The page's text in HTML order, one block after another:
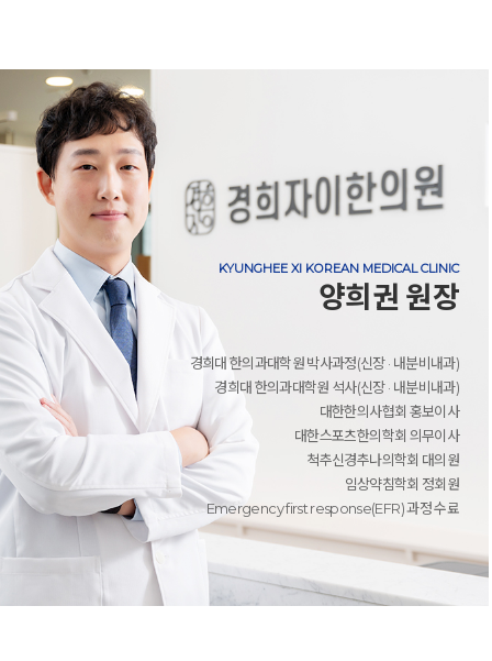
KYUNGHEE XI KOREAN MEDICAL CLINIC
양희권 원장
경희대 한의과대학원 박사과정(신장 · 내분비내과)
경희대 한의과대학원 석사(신장 · 내분비내과)
대한한의사협회 홍보이사
대한스포츠한의학회 의무이사
척추신경추나의학회 대의원
임상약침학회 정회원
Emergency first response(EFR) 과정 수료